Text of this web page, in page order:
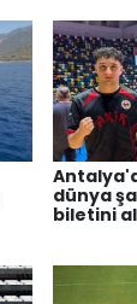
dünya
biletini